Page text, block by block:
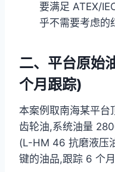
要满足 ATEX/
乎不需要考虑的
二、平台原始
个月跟踪)
本案例取南海某平
齿轮油,系统油量
(L-HM 46 抗磨液压
键的油品,跟踪 6 个